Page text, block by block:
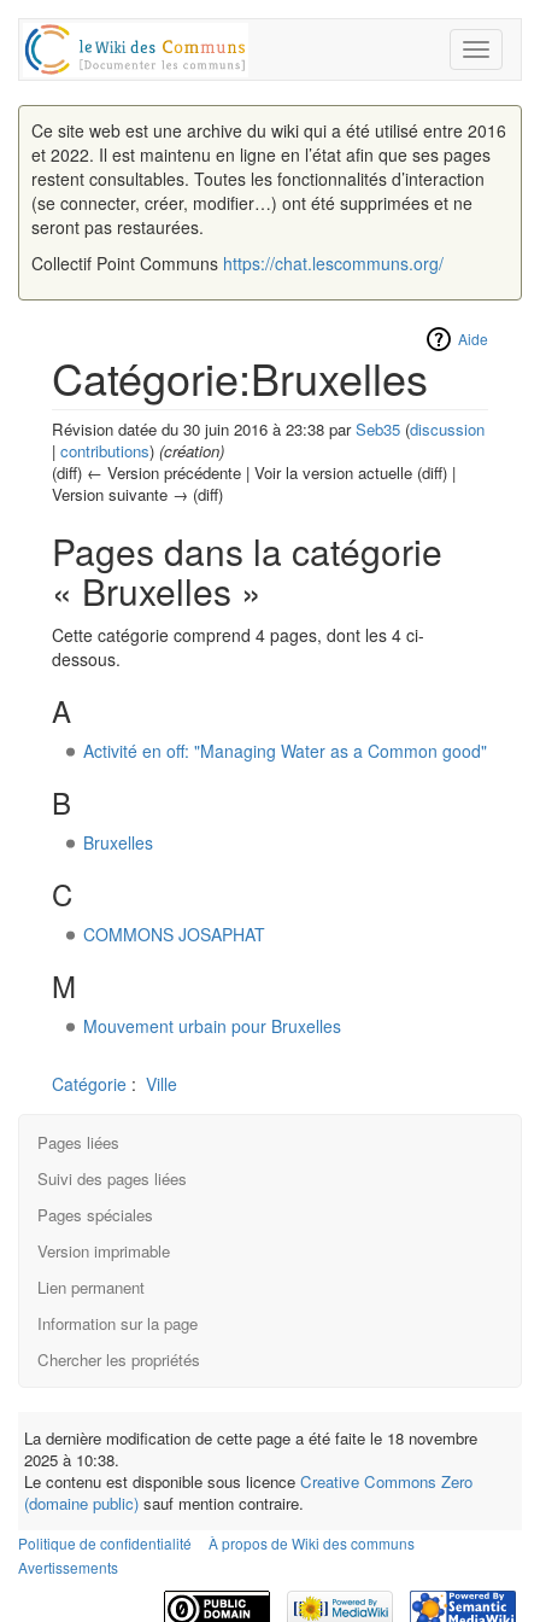
Toggle
Ce site web est une archive du wiki qui a été utilisé entre 2016
et 2022. Il est maintenu en ligne en l’état afin que ses pages
restent consultables. Toutes les fonctionnalités d’interaction
(se connecter, créer, modifier…) ont été supprimées et ne
seront pas restaurées.
Collectif Point Communs https://chat.lescommuns.org/
Aide
Catégorie:Bruxelles
Révision datée du 30 juin 2016 à 23:38 parSeb35 (discussion
| contributions) (création)
(diff) ← Version précédente | Voir la version actuelle (diff) |
Version suivante → (diff)
Pages dans la catégorie
« Bruxelles »
Cette catégorie comprend 4 pages, dont les 4 ci-
dessous.
A
Activité en off: "Managing Water as a Common good"
B
Bruxelles
C
COMMONS JOSAPHAT
M
Mouvement urbain pour Bruxelles
Catégorie : Ville
Pages liées
Suivi des pages liées
Pages spéciales
Version imprimable
Lien permanent
Information sur la page
Chercher les propriétés
La dernière modification de cette page a été faite le 18 novembre
2025 à 10:38.
Le contenu est disponible sous licence Creative Commons Zero
(domaine public) sauf mention contraire.
Politique de confidentialité
À propos de Wiki des communs
Avertissements